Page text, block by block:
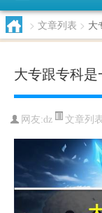
> 文章列表 > 大
大专跟专科
网友:dz 文章列